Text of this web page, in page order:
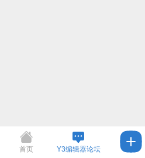
首页 Y3编辑器论坛